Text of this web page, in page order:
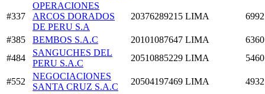
#337
OPERACIONES
ARCOS DORADOS
DE PERU S.A
20376289215 LIMA
#385 BEMBOS S.A.C 20101087647 LIMA
#484
SANGUCHES DEL
PERU S.A.C
20510885229 LIMA
#552
NEGOCIACIONES
SANTA CRUZ S.A.C
20504197469 LIMA